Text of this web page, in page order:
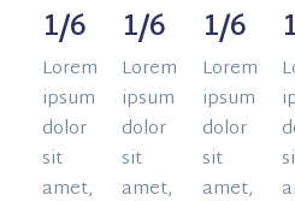
1/6
Lorem
ipsum
dolor
sit
amet,
1/6
Lorem
ipsum
dolor
sit
amet,
1/6
Lorem
ipsum
dolor
sit
amet,